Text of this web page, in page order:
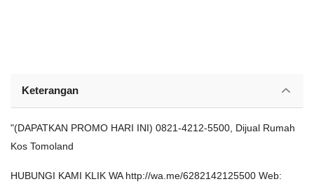
Keterangan
"(DAPATKAN PROMO HARI INI) 0821-4212-5500, Dijual Rumah
Kos Tomoland
HUBUNGI KAMI KLIK WA http://wa.me/6282142125500 Web: